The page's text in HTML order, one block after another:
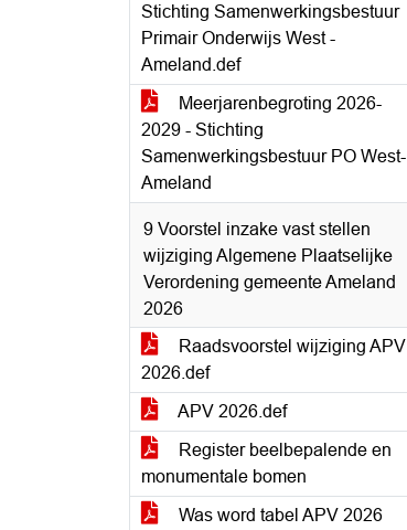
Stichting Samenwerkingsbestuur
Primair Onderwijs West -
Ameland.def
Meerjarenbegroting 2026-
2029 - Stichting
Samenwerkingsbestuur PO West-
Ameland
9 Voorstel inzake vast stellen
wijziging Algemene Plaatselijke
Verordening gemeente Ameland
2026
Raadsvoorstel wijziging APV
2026.def
APV 2026.def
Register beelbepalende en
monumentale bomen
Was word tabel APV 2026